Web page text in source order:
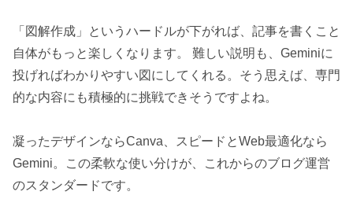
「図解作成」というハードルが下がれば、記事を書くこと
自体がもっと楽しくなります。 難しい説明も、Geminiに
投げればわかりやすい図にしてくれる。そう思えば、専門
的な内容にも積極的に挑戦できそうですよね。
凝ったデザインならCanva、スピードとWeb最適化なら
Gemini。この柔軟な使い分けが、これからのブログ運営
のスタンダードです。